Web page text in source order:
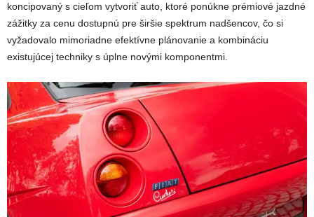
koncipovaný s cieľom vytvoriť auto, ktoré ponúkne prémiové jazdné
zážitky za cenu dostupnú pre širšie spektrum nadšencov, čo si
vyžadovalo mimoriadne efektívne plánovanie a kombináciu
existujúcej techniky s úplne novými komponentmi.